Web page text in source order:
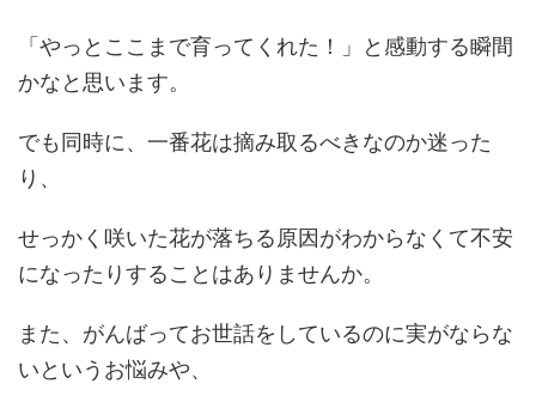
「やっとここまで育ってくれた！」と感動する瞬間
かなと思います。
でも同時に、一番花は摘み取るべきなのか迷った
り、
せっかく咲いた花が落ちる原因がわからなくて不安
になったりすることはありませんか。
また、がんばってお世話をしているのに実がならな
いというお悩みや、